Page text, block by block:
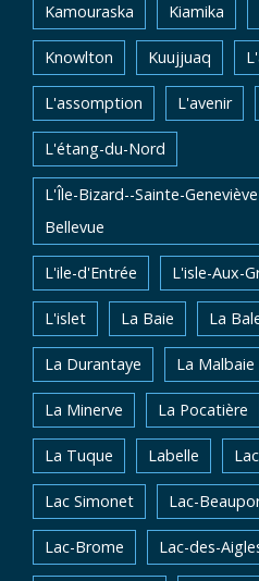
Kamouraska Kiamika
Knowlton Kuujjuaq
L'assomption L'avenir
L'étang-du-Nord
L'Île-Bizard--Sainte-
Bellevue
L'ile-d'Entrée L'isle-Aux-
L'islet La Baie La
La Durantaye La Malbaie
La Minerve La Pocatière
La Tuque Labelle
Lac Simonet Lac-
Lac-Brome Lac-des-